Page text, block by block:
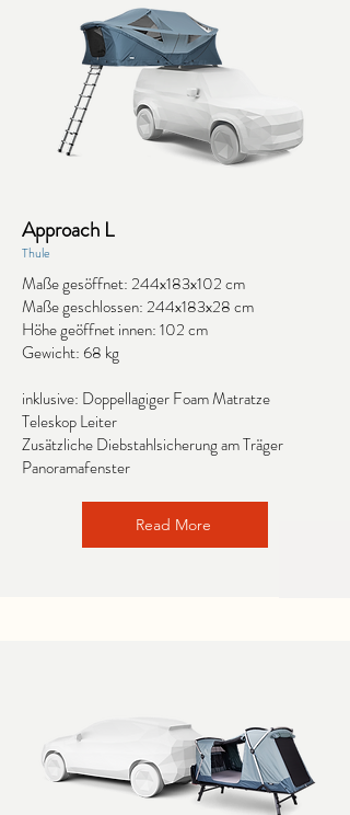
Approach L
Thule
Maße gesöffnet: 244x183x102 cm
Maße geschlossen: 244x183x28 cm
Höhe geöffnet innen: 102 cm
Gewicht: 68 kg
inklusive: Doppellagiger Foam Matratze
Teleskop Leiter
Zusätzliche Diebstahlsicherung am Träger
Panoramafenster
Read More